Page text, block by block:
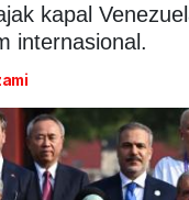
kapal
internasional.